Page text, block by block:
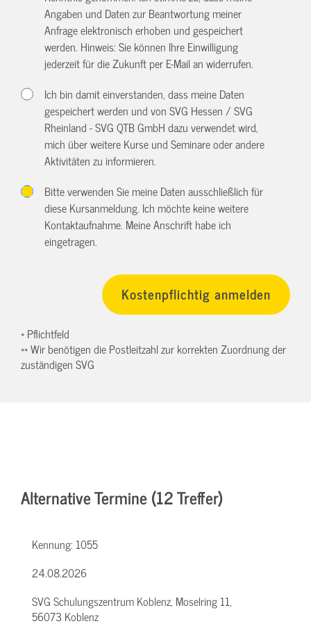
Angaben und Daten zur Beantwortung meiner
Anfrage elektronisch erhoben und gespeichert
werden. Hinweis: Sie können Ihre Einwilligung
jederzeit für die Zukunft per E-Mail anwiderrufen.
Ich bin damit einverstanden, dass meine Daten
gespeichert werden und von SVG Hessen / SVG
Rheinland - SVG QTB GmbH dazu verwendet wird,
mich über weitere Kurse und Seminare oder andere
Aktivitäten zu informieren.
Bitte verwenden Sie meine Daten ausschließlich für
diese Kursanmeldung. Ich möchte keine weitere
Kontaktaufnahme. Meine Anschrift habe ich
eingetragen.
* Pflichtfeld
** Wir benötigen die Postleitzahl zur korrekten Zuordnung der
zuständigen SVG
Alternative Termine (12 Treffer)
Kennung: 1055
24.08.2026
SVG Schulungszentrum Koblenz, Moselring 11,
56073 Koblenz